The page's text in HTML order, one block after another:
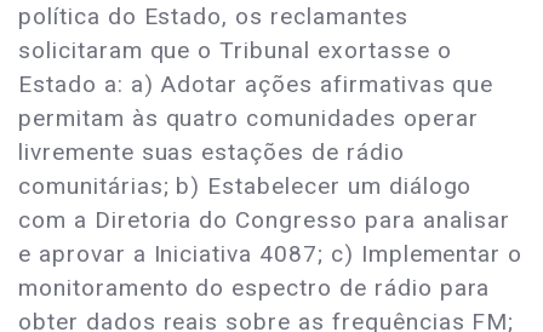
política do Estado, os reclamantes
solicitaram que o Tribunal exortasse o
Estado a: a) Adotar ações afirmativas que
permitam às quatro comunidades operar
livremente suas estações de rádio
comunitárias; b) Estabelecer um diálogo
com a Diretoria do Congresso para analisar
e aprovar a Iniciativa 4087; c) Implementar o
monitoramento do espectro de rádio para
obter dados reais sobre as frequências FM;